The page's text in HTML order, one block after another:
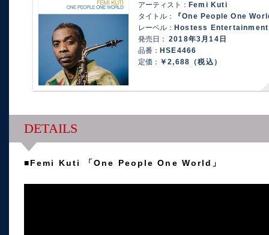
アーティスト： Femi Kuti
タイトル：
『One People One
レーベル： Hostess Entertainment
発売日： 2018年3月14日
品番： HSE4466
定価： ￥2,688（税込）
DETAILS
■Femi Kuti 「One People One World」